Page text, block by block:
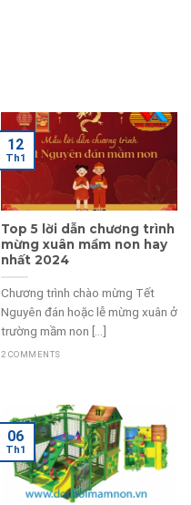
Top 5 lời dẫn chương trình
mừng xuân mầm non hay
nhất 2024
Chương trình chào mừng Tết
Nguyên đán hoặc lễ mừng xuân ở
trường mầm non [...]
2 COMMENTS
12
Th1
06
Th1